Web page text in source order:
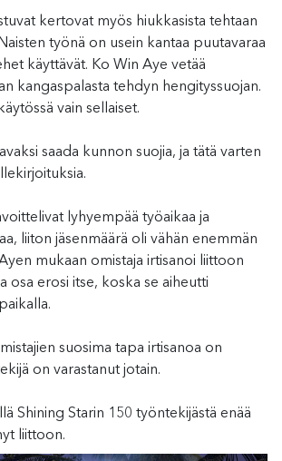
kertovat myös hiukkasista tehtaan
työnä on usein kantaa puutavaraa
käyttävät. Ko Win Aye vetää
kangaspalasta tehdyn hengityssuojan.
vain sellaiset.
saada kunnon suojia, ja tätä varten
lyhyempää työaikaa ja
liiton jäsenmäärä oli vähän enemmän
mukaan omistaja irtisanoi liittoon
osa erosi itse, koska se aiheutti
suosima tapa irtisanoa on
on varastanut jotain.
Shining Starin 150 työntekijästä enää
liittoon.